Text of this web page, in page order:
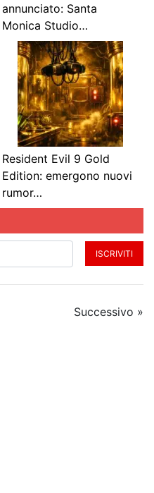
annunciato: Santa
Monica Studio…
Resident Evil 9 Gold
Edition: emergono nuovi
rumor…
ISCRIVITI
Successivo »